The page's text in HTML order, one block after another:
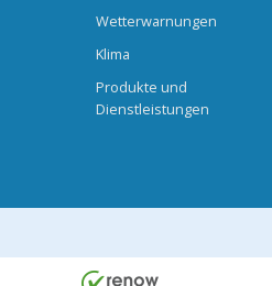
Wetterwarnungen
Klima
Produkte und
Dienstleistungen